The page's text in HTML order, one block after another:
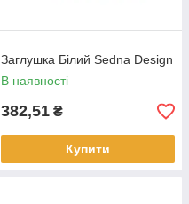
Заглушка Білий Sedna Design
В наявності
382,51 ₴
Купити